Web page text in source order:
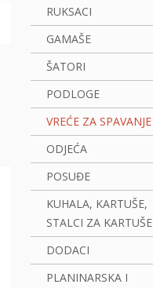
RUKSACI
GAMAŠE
ŠATORI
PODLOGE
VREĆE ZA SPAVANJE
ODJEĆA
POSUĐE
KUHALA, KARTUŠE,
STALCI ZA KARTUŠE
DODACI
PLANINARSKA I